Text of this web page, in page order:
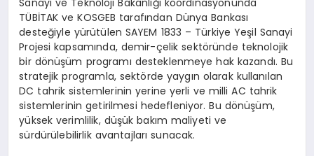
TÜBİTAK ve KOSGEB tarafından Dünya Bankası
desteğiyle yürütülen SAYEM 1833 – Türkiye Yeşil Sanayi
Projesi kapsamında, demir-çelik sektöründe teknolojik
bir dönüşüm programı desteklenmeye hak kazandı. Bu
stratejik programla, sektörde yaygın olarak kullanılan
DC tahrik sistemlerinin yerine yerli ve milli AC tahrik
sistemlerinin getirilmesi hedefleniyor. Bu dönüşüm,
yüksek verimlilik, düşük bakım maliyeti ve
sürdürülebilirlik avantajları sunacak.